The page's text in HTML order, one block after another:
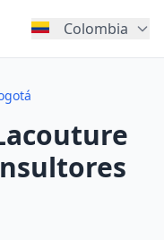
Colombia